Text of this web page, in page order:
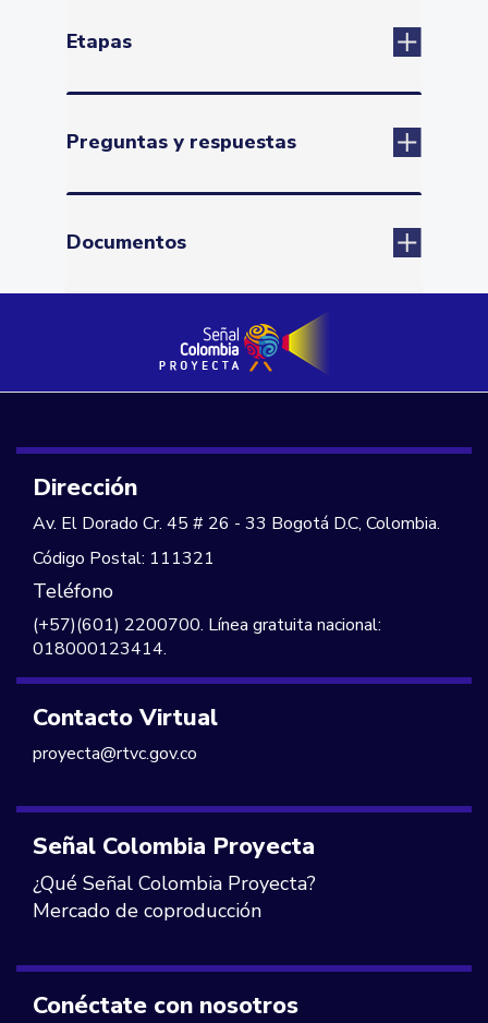
Etapas
Preguntas y respuestas
Documentos
Dirección
Av. El Dorado Cr. 45 # 26 - 33 Bogotá D.C, Colombia.
Código Postal: 111321
Teléfono
(+57)(601) 2200700. Línea gratuita nacional:
018000123414.
Contacto Virtual
proyecta@rtvc.gov.co
Señal Colombia Proyecta
¿Qué Señal Colombia Proyecta?
Mercado de coproducción
Conéctate con nosotros